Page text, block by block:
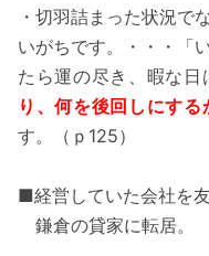
・切羽詰まった状況で
いがちです。・・・「
たら運の尽き、暇な
り、何を後回しにする
す。（ｐ125）
■経営していた会社を友
鎌倉の貸家に転居。